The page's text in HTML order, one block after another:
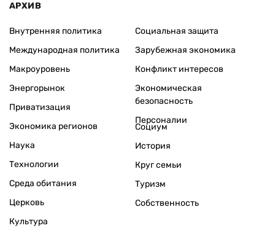
АРХИВ
Внутренняя политика
Международная политика
Макроуровень
Энергорынок
Приватизация
Экономика регионов
Социальная защита
Зарубежная экономика
Конфликт интересов
Экономическая
безопасность
Персоналии
Наука
Технологии
Среда обитания
Церковь
Культура
Социум
История
Круг семьи
Туризм
Собственность